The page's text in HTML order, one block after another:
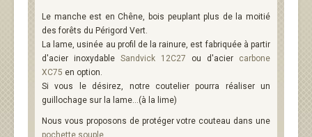
Le manche est en Chêne, bois peuplant plus de la moitié
des forêts du Périgord Vert.
La lame, usinée au profil de la rainure, est fabriquée à partir
d'acier inoxydable Sandvick 12C27 ou d'acier carbone
XC75 en option.
Si vous le désirez, notre coutelier pourra réaliser un
guillochage sur la lame...(à la lime)
Nous vous proposons de protéger votre couteau dans une
pochette souple